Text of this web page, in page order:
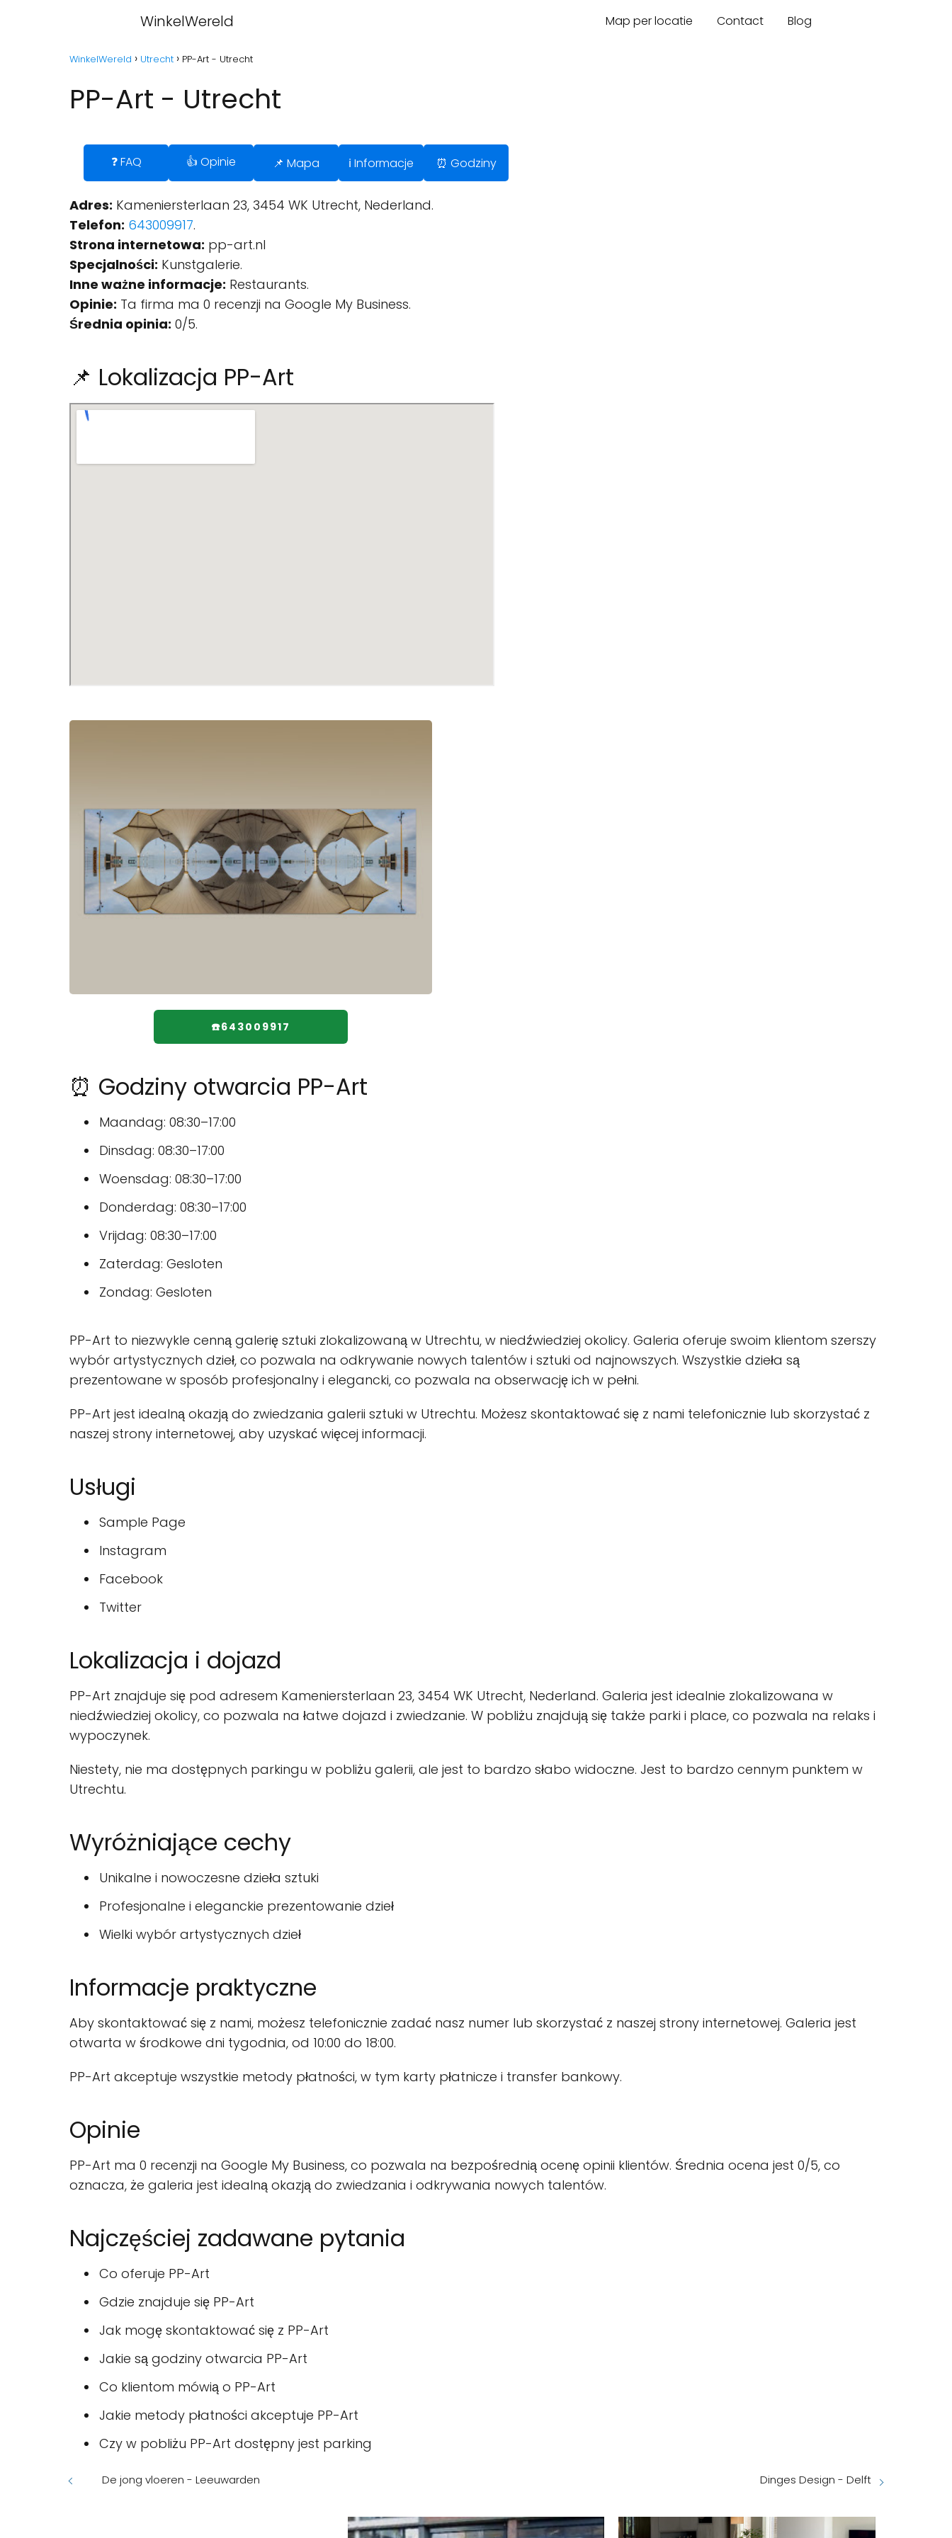
WinkelWereld Map per locatie Contact Blog
WinkelWereld Utrecht PP-Art - Utrecht
PP-Art - Utrecht
❓ FAQ 👍 Opinie 📌 Mapa ℹ️ Informacje ⏰ Godziny
Adres: Kameniersterlaan 23, 3454 WK Utrecht, Nederland.
Telefon: 643009917.
Strona internetowa: pp-art.nl
Specjalności: Kunstgalerie.
Inne ważne informacje: Restaurants.
Opinie: Ta firma ma 0 recenzji na Google My Business.
Średnia opinia: 0/5.
📌 Lokalizacja PP-Art
☎️643009917
⏰ Godziny otwarcia PP-Art
Maandag: 08:30–17:00
Dinsdag: 08:30–17:00
Woensdag: 08:30–17:00
Donderdag: 08:30–17:00
Vrijdag: 08:30–17:00
Zaterdag: Gesloten
Zondag: Gesloten
PP-Art to niezwykle cenną galerię sztuki zlokalizowaną w Utrechtu, w niedźwiedziej okolicy. Galeria oferuje swoim klientom szerszy
wybór artystycznych dzieł, co pozwala na odkrywanie nowych talentów i sztuki od najnowszych. Wszystkie dzieła są
prezentowane w sposób profesjonalny i elegancki, co pozwala na obserwację ich w pełni.
PP-Art jest idealną okazją do zwiedzania galerii sztuki w Utrechtu. Możesz skontaktować się z nami telefonicznie lub skorzystać z
naszej strony internetowej, aby uzyskać więcej informacji.
Usługi
Sample Page
Instagram
Facebook
Twitter
Lokalizacja i dojazd
PP-Art znajduje się pod adresem Kameniersterlaan 23, 3454 WK Utrecht, Nederland. Galeria jest idealnie zlokalizowana w
niedźwiedziej okolicy, co pozwala na łatwe dojazd i zwiedzanie. W pobliżu znajdują się także parki i place, co pozwala na relaks i
wypoczynek.
Niestety, nie ma dostępnych parkingu w pobliżu galerii, ale jest to bardzo słabo widoczne. Jest to bardzo cennym punktem w
Utrechtu.
Wyróżniające cechy
Unikalne i nowoczesne dzieła sztuki
Profesjonalne i eleganckie prezentowanie dzieł
Wielki wybór artystycznych dzieł
Informacje praktyczne
Aby skontaktować się z nami, możesz telefonicznie zadać nasz numer lub skorzystać z naszej strony internetowej. Galeria jest
otwarta w środkowe dni tygodnia, od 10:00 do 18:00.
PP-Art akceptuje wszystkie metody płatności, w tym karty płatnicze i transfer bankowy.
Opinie
PP-Art ma 0 recenzji na Google My Business, co pozwala na bezpośrednią ocenę opinii klientów. Średnia ocena jest 0/5, co
oznacza, że galeria jest idealną okazją do zwiedzania i odkrywania nowych talentów.
Najczęściej zadawane pytania
Co oferuje PP-Art
Gdzie znajduje się PP-Art
Jak mogę skontaktować się z PP-Art
Jakie są godziny otwarcia PP-Art
Co klientom mówią o PP-Art
Jakie metody płatności akceptuje PP-Art
Czy w pobliżu PP-Art dostępny jest parking
De jong vloeren - Leeuwarden Dinges Design - Delft